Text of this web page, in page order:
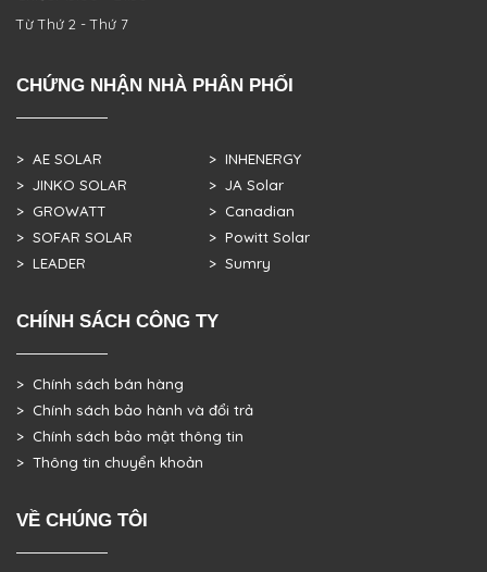
Từ Thứ 2 - Thứ 7
CHỨNG NHẬN NHÀ PHÂN PHỐI
> AE SOLAR
> JINKO SOLAR
> GROWATT
> SOFAR SOLAR
> LEADER
> INHENERGY
> JA Solar
> Canadian
> Powitt Solar
> Sumry
CHÍNH SÁCH CÔNG TY
> Chính sách bán hàng
> Chính sách bảo hành và đổi trả
> Chính sách bảo mật thông tin
> Thông tin chuyển khoản
VỀ CHÚNG TÔI